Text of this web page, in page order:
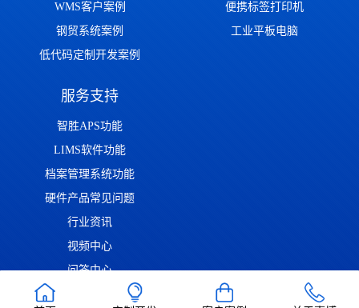
WMS客户案例
钢贸系统案例
低代码定制开发案例
便携标签打印机
工业平板电脑
服务支持
智胜APS功能
LIMS软件功能
档案管理系统功能
硬件产品常见问题
行业资讯
视频中心
问答中心